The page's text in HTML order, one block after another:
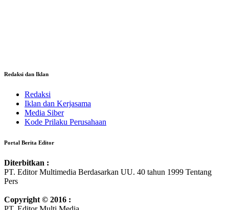
Redaksi dan Iklan
Redaksi
Iklan dan Kerjasama
Media Siber
Kode Prilaku Perusahaan
Portal Berita Editor
Diterbitkan :
PT. Editor Multimedia Berdasarkan UU. 40 tahun 1999 Tentang
Pers
Copyright © 2016 :